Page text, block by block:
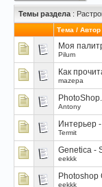
Темы раздела :
Тема / Автор
Моя
Pilum
Как
mazepa
Antony
Интерьер
Termit
Genetica -
eekkk
Photoshop
eekkk